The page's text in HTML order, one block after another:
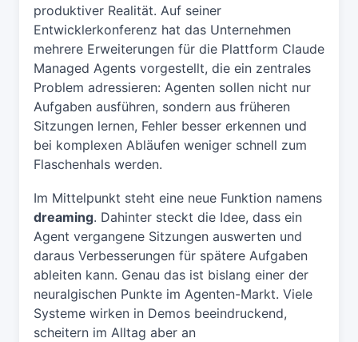
produktiver Realität. Auf seiner
Entwicklerkonferenz hat das Unternehmen
mehrere Erweiterungen für die Plattform Claude
Managed Agents vorgestellt, die ein zentrales
Problem adressieren: Agenten sollen nicht nur
Aufgaben ausführen, sondern aus früheren
Sitzungen lernen, Fehler besser erkennen und
bei komplexen Abläufen weniger schnell zum
Flaschenhals werden.
Im Mittelpunkt steht eine neue Funktion namens
dreaming. Dahinter steckt die Idee, dass ein
Agent vergangene Sitzungen auswerten und
daraus Verbesserungen für spätere Aufgaben
ableiten kann. Genau das ist bislang einer der
neuralgischen Punkte im Agenten-Markt. Viele
Systeme wirken in Demos beeindruckend,
scheitern im Alltag aber an